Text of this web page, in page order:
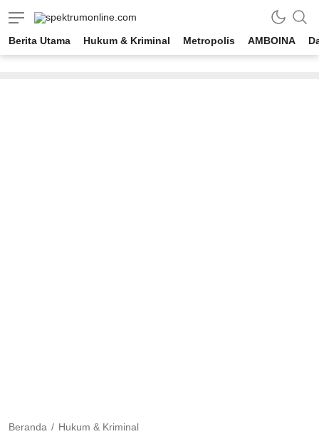
spektrumonline.com
Berita Utama Hukum & Kriminal Metropolis AMBOINA
Beranda Hukum & Kriminal